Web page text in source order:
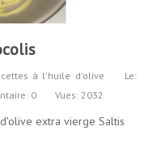
à l'huile d'olive
Le:
0 Vues: 2032
extra vierge Saltis